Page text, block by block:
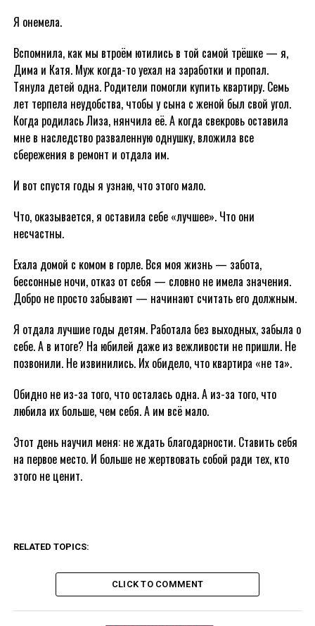
Я онемела.
Вспомнила, как мы втроём ютились в той самой трёшке — я,
Дима и Катя. Муж когда-то уехал на заработки и пропал.
Тянула детей одна. Родители помогли купить квартиру. Семь
лет терпела неудобства, чтобы у сына с женой был свой угол.
Когда родилась Лиза, нянчила её. А когда свекровь оставила
мне в наследство разваленную однушку, вложила все
сбережения в ремонт и отдала им.
И вот спустя годы я узнаю, что этого мало.
Что, оказывается, я оставила себе «лучшее». Что они
несчастны.
Ехала домой с комом в горле. Вся моя жизнь — забота,
бессонные ночи, отказ от себя — словно не имела значения.
Добро не просто забывают — начинают считать его должным.
Я отдала лучшие годы детям. Работала без выходных, забыла о
себе. А в итоге? На юбилей даже из вежливости не пришли. Не
позвонили. Не извинились. Их обидело, что квартира «не та».
Обидно не из-за того, что осталась одна. А из-за того, что
любила их больше, чем себя. А им всё мало.
Этот день научил меня: не ждать благодарности. Ставить себя
на первое место. И больше не жертвовать собой ради тех, кто
этого не ценит.
RELATED TOPICS:
CLICK TO COMMENT